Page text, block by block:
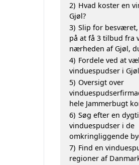
2) Hvad koster en
Gjøl?
3) Slip for
på at få 3 tilbud fra
nærheden af Gjøl,
4) Fordele ved at
vinduespudser i Gjøl
5) Oversigt over
hele Jammerbugt
6) Søg efter en
vinduespudser i de
omkringliggende
7) Find en
regioner af